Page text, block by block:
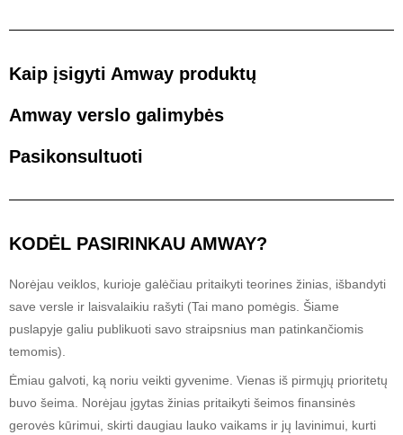
Kaip įsigyti Amway produktų
Amway verslo galimybės
Pasikonsultuoti
KODĖL PASIRINKAU AMWAY?
Norėjau veiklos, kurioje galėčiau pritaikyti teorines žinias, išbandyti
save versle ir laisvalaikiu rašyti (Tai mano pomėgis. Šiame
puslapyje galiu publikuoti savo straipsnius man patinkančiomis
temomis).
Ėmiau galvoti, ką noriu veikti gyvenime. Vienas iš pirmųjų prioritetų
buvo šeima. Norėjau įgytas žinias pritaikyti šeimos finansinės
gerovės kūrimui, skirti daugiau lauko vaikams ir jų lavinimui, kurti